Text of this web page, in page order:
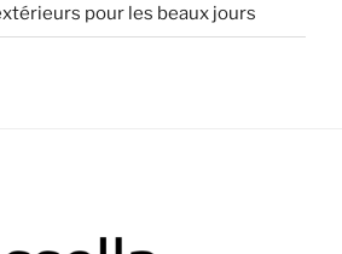
pour les beaux jours